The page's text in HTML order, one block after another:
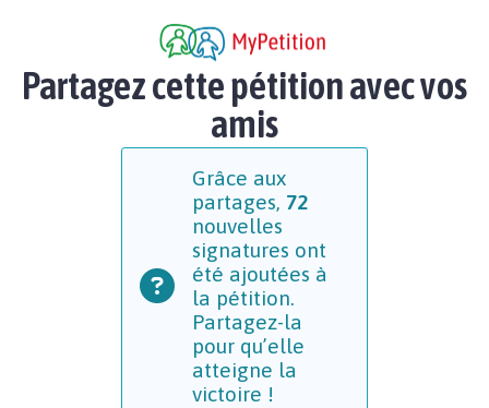
Partagez cette pétition avec vos
amis
Grâce aux
partages, 72
nouvelles
signatures ont
été ajoutées à
la pétition.
Partagez-la
pour qu’elle
atteigne la
victoire !